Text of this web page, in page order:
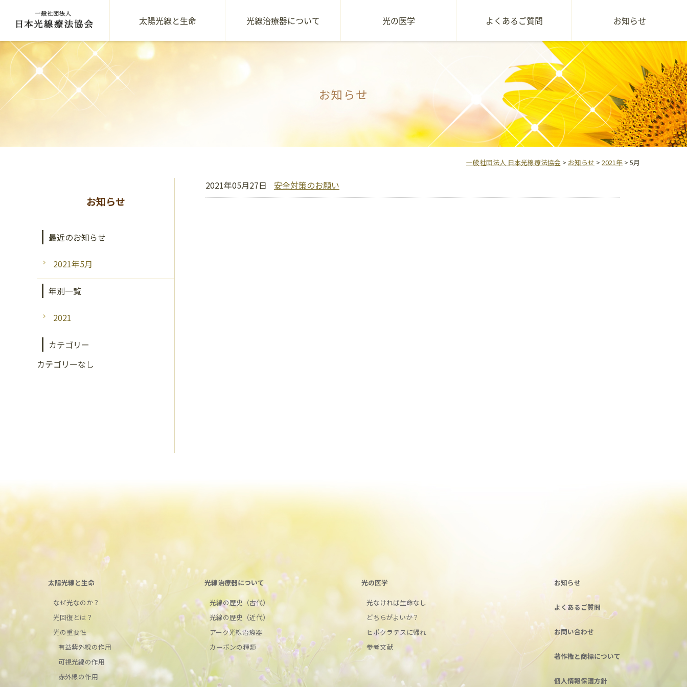
太陽光線と生命 光線治療器について 光の医学 よくあるご質問 お知らせ
お知らせ
一般社団法人 日本光線療法協会 > お知らせ > 2021年 > 5月
2021年05月27日 安全対策のお願い
お知らせ
最近のお知らせ
2021年5月
年別一覧
2021
カテゴリー
カテゴリーなし
太陽光線と生命
なぜ光なのか？
光回復とは？
光の重要性
有益紫外線の作用
可視光線の作用
赤外線の作用
光線治療器について
光線の歴史（古代）
光線の歴史（近代）
アーク光線治療器
カーボンの種類
光の医学
光なければ生命なし
どちらがよいか？
ヒポクラテスに帰れ
参考文献
お知らせ
よくあるご質問
お問い合わせ
著作権と商標について
個人情報保護方針